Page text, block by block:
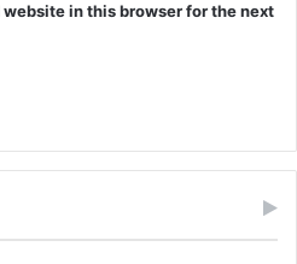
in this browser for the next